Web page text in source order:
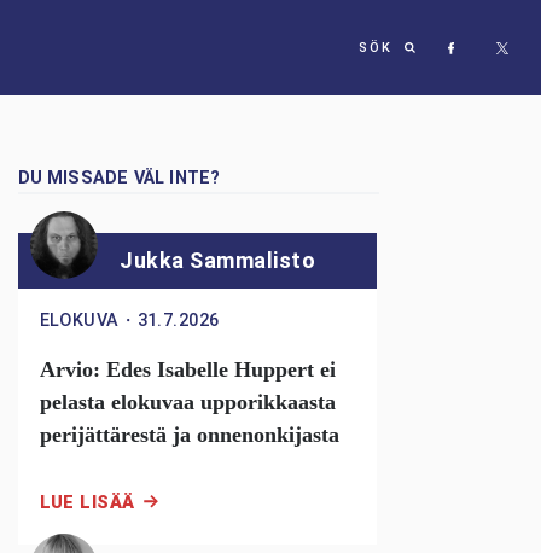
SÖK
DU MISSADE VÄL INTE?
Jukka Sammalisto
ELOKUVA ・ 31.7.2026
Arvio: Edes Isabelle Huppert ei
pelasta elokuvaa upporikkaasta
perijättärestä ja onnenonkijasta
LUE LISÄÄ